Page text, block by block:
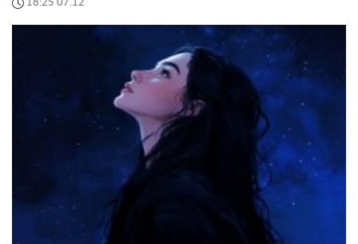
18:25 07.12